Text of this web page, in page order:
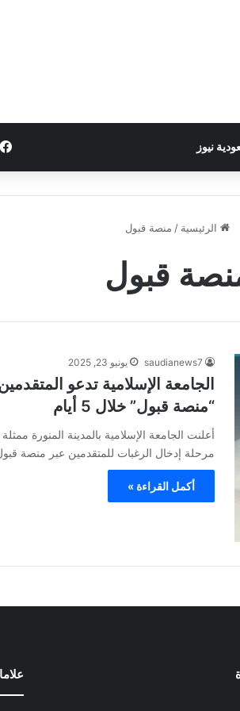
نيوز
الرئيسية / منصة قبول
قبول
saudianews7 يونيو 23, 2025
الجامعة الإسلامية تدعو
“منصة قبول” خلال 5 أيام
أعلنت الجامعة الإسلامية بالمدينة المنورة
مرحلة إدخال الرغبات للمتقدمين عبر منصة
أكمل القراءة »